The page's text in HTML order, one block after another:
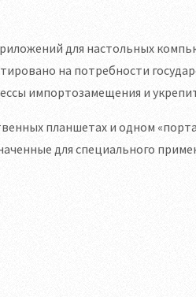
для настольных
на потребности
импортозамещения и
планшетах и одном
для специального